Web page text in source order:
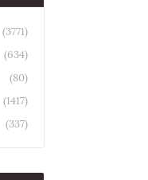
(3771)
(634)
(80)
(1417)
(337)